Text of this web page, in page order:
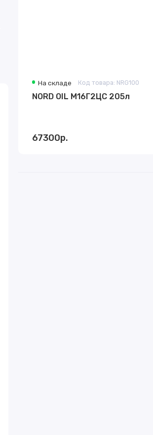
На складе Код товара: NRG100
NORD OIL М16Г2ЦС 205л
67300р.